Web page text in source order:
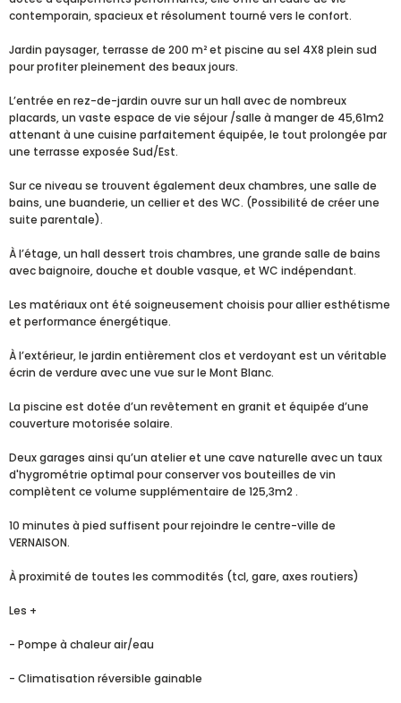
contemporain, spacieux et résolument tourné vers le confort.
Jardin paysager, terrasse de 200 m² et piscine au sel 4X8 plein sud
pour profiter pleinement des beaux jours.
L’entrée en rez-de-jardin ouvre sur un hall avec de nombreux
placards, un vaste espace de vie séjour /salle à manger de 45,61m2
attenant à une cuisine parfaitement équipée, le tout prolongée par
une terrasse exposée Sud/Est.
Sur ce niveau se trouvent également deux chambres, une salle de
bains, une buanderie, un cellier et des WC. (Possibilité de créer une
suite parentale).
À l’étage, un hall dessert trois chambres, une grande salle de bains
avec baignoire, douche et double vasque, et WC indépendant.
Les matériaux ont été soigneusement choisis pour allier esthétisme
et performance énergétique.
À l’extérieur, le jardin entièrement clos et verdoyant est un véritable
écrin de verdure avec une vue sur le Mont Blanc.
La piscine est dotée d’un revêtement en granit et équipée d’une
couverture motorisée solaire.
Deux garages ainsi qu’un atelier et une cave naturelle avec un taux
d'hygrométrie optimal pour conserver vos bouteilles de vin
complètent ce volume supplémentaire de 125,3m2 .
10 minutes à pied suffisent pour rejoindre le centre-ville de
VERNAISON.
À proximité de toutes les commodités (tcl, gare, axes routiers)
Les +
- Pompe à chaleur air/eau
- Climatisation réversible gainable